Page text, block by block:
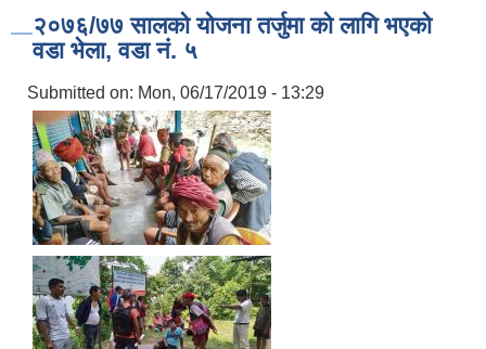
२०७६/७७ सालको योजना तर्जुमा को लागि भएको
वडा भेला, वडा नं. ५
Submitted on: Mon, 06/17/2019 - 13:29